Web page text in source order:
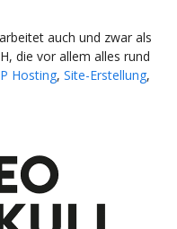
auch und zwar als
die vor allem alles rund
Hosting, Site-Erstellung,